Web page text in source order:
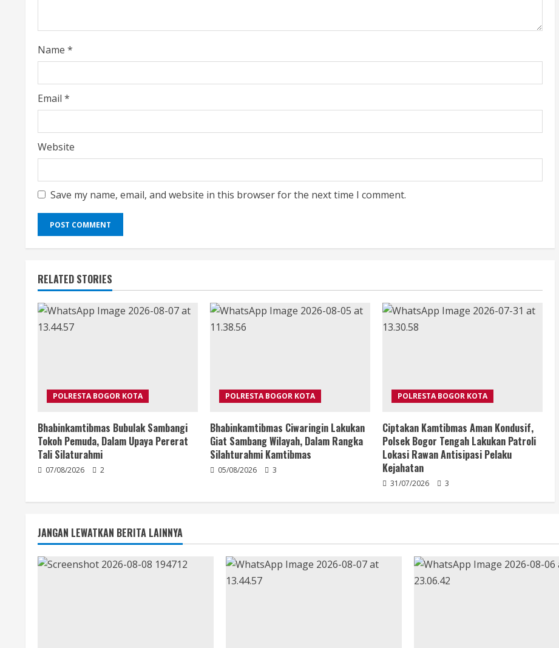
i
n
g
Name *
Email *
Website
Save my name, email, and website in this browser for the next time I comment.
RELATED STORIES
POLRESTA BOGOR KOTA
Bhabinkamtibmas Bubulak Sambangi
Tokoh Pemuda, Dalam Upaya Pererat
Tali Silaturahmi
07/08/2026 2
POLRESTA BOGOR KOTA
Bhabinkamtibmas Ciwaringin Lakukan
Giat Sambang Wilayah, Dalam Rangka
Silahturahmi Kamtibmas
05/08/2026 3
POLRESTA BOGOR KOTA
Ciptakan Kamtibmas Aman Kondusif,
Polsek Bogor Tengah Lakukan Patroli
Lokasi Rawan Antisipasi Pelaku
Kejahatan
31/07/2026 3
JANGAN LEWATKAN BERITA LAINNYA